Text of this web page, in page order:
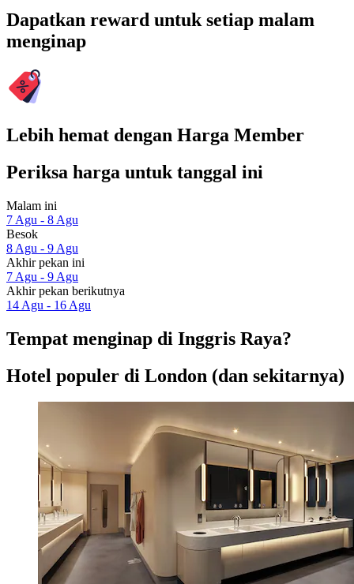
Dapatkan reward untuk setiap malam
menginap
Lebih hemat dengan Harga Member
Periksa harga untuk tanggal ini
Malam ini
7 Agu - 8 Agu
Besok
8 Agu - 9 Agu
Akhir pekan ini
7 Agu - 9 Agu
Akhir pekan berikutnya
14 Agu - 16 Agu
Tempat menginap di Inggris Raya?
Hotel populer di London (dan sekitarnya)